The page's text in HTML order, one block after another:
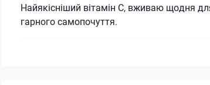
Найякісніший вітамін С, вживаю щодня
гарного самопочуття.